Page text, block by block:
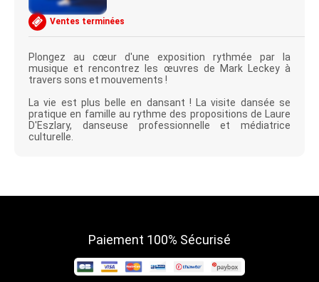
Ventes terminées
Plongez au cœur d'une exposition rythmée par la
musique et rencontrez les œuvres de Mark Leckey à
travers sons et mouvements !
La vie est plus belle en dansant ! La visite dansée se
pratique en famille au rythme des propositions de Laure
D'Eszlary, danseuse professionnelle et médiatrice
culturelle.
Paiement 100% Sécurisé